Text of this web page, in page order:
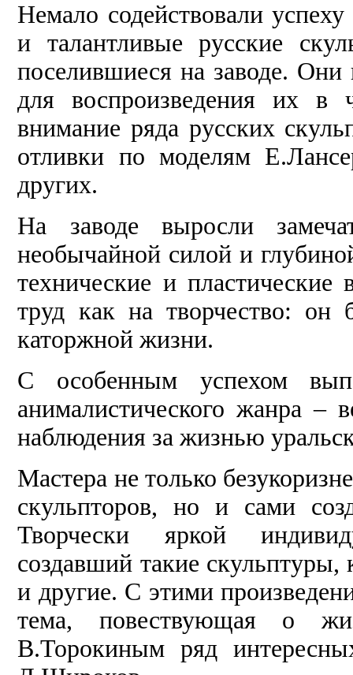
Немало содействовали
и талантливые русские
поселившиеся на заводе. Они
для воспроизведения их
внимание ряда русских
отливки по моделям
других.
На заводе выросли
необычайной силой и
технические и
труд как на творчество:
каторжной жизни.
С особенным успехом
анималистического жанра –
наблюдения за жизнью
Мастера не только
скульпторов, но и сами
Творчески яркой
создавший такие
и другие. С этими
тема, повествующая о
В.Торокиным ряд